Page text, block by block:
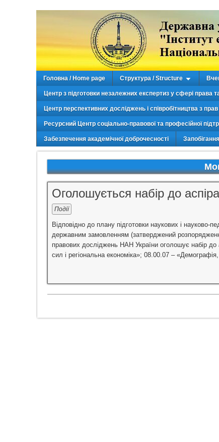
Головна / Home page Структура / Structure
Центр з підготовки незалежних експертиз у сфері права
Центр перспективних досліджень і співробітництва з
Ресурсний Центр соціально-правової та професійної
Забезпечення академічної доброчесності
Оголошується набір до
Події
Відповідно до плану підготовки наукових і науково-
державним замовленням (затверджений
правових досліджень НАН України оголошує набір
сил і регіональна економіка»; 08.00.07 –